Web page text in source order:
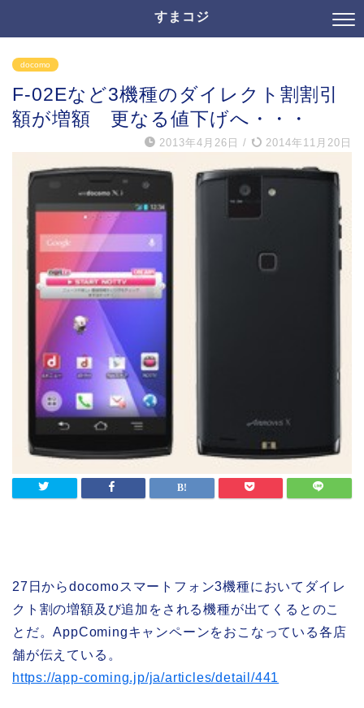
すまコジ
docomo
F-02Eなど3機種のダイレクト割割引
額が増額 更なる値下げへ・・・
2013年4月26日 / 2014年11月20日
27日からdocomoスマートフォン3機種においてダイレ
クト割の増額及び追加をされる機種が出てくるとのこ
とだ。AppComingキャンペーンをおこなっている各店
舗が伝えている。
https://app-coming.jp/ja/articles/detail/441